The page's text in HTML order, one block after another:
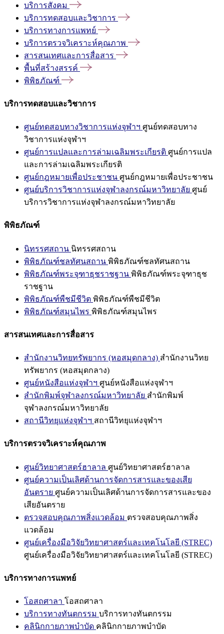
บริการสังคม
บริการทดสอบและวิชาการ
บริการทางการแพทย์
บริการตรวจวิเคราะห์คุณภาพ
สารสนเทศและการสื่อสาร
พื้นที่สร้างสรรค์
พิพิธภัณฑ์
บริการทดสอบและวิชาการ
ศูนย์ทดสอบทางวิชาการแห่งจุฬาฯ ศูนย์ทดสอบทาง
วิชาการแห่งจุฬาฯ
ศูนย์การแปลและการล่ามเฉลิมพระเกียรติ ศูนย์การแปล
และการล่ามเฉลิมพระเกียรติ
ศูนย์กฎหมายเพื่อประชาชน ศูนย์กฎหมายเพื่อประชาชน
ศูนย์บริการวิชาการแห่งจุฬาลงกรณ์มหาวิทยาลัย ศูนย์
บริการวิชาการแห่งจุฬาลงกรณ์มหาวิทยาลัย
พิพิธภัณฑ์
นิทรรศสถาน นิทรรศสถาน
พิพิธภัณฑ์ชลทัศนสถาน พิพิธภัณฑ์ชลทัศนสถาน
พิพิธภัณฑ์พระจุฑาธุชราชฐาน พิพิธภัณฑ์พระจุฑาธุช
ราชฐาน
พิพิธภัณฑ์พืชมีชีวิต พิพิธภัณฑ์พืชมีชีวิต
พิพิธภัณฑ์สมุนไพร พิพิธภัณฑ์สมุนไพร
สารสนเทศและการสื่อสาร
สำนักงานวิทยทรัพยากร (หอสมุดกลาง) สำนักงานวิทย
ทรัพยากร (หอสมุดกลาง)
ศูนย์หนังสือแห่งจุฬาฯ ศูนย์หนังสือแห่งจุฬาฯ
สำนักพิมพ์จุฬาลงกรณ์มหาวิทยาลัย สำนักพิมพ์
จุฬาลงกรณ์มหาวิทยาลัย
สถานีวิทยุแห่งจุฬาฯ สถานีวิทยุแห่งจุฬาฯ
บริการตรวจวิเคราะห์คุณภาพ
ศูนย์วิทยาศาสตร์ฮาลาล ศูนย์วิทยาศาสตร์ฮาลาล
ศูนย์ความเป็นเลิศด้านการจัดการสารและของเสีย
อันตราย ศูนย์ความเป็นเลิศด้านการจัดการสารและของ
เสียอันตราย
ตรวจสอบคุณภาพสิ่งแวดล้อม ตรวจสอบคุณภาพสิ่ง
แวดล้อม
ศูนย์เครื่องมือวิจัยวิทยาศาสตร์และเทคโนโลยี (STREC)
ศูนย์เครื่องมือวิจัยวิทยาศาสตร์และเทคโนโลยี (STREC)
บริการทางการแพทย์
โอสถศาลา โอสถศาลา
บริการทางทันตกรรม บริการทางทันตกรรม
คลินิกกายภาพบำบัด คลินิกกายภาพบำบัด